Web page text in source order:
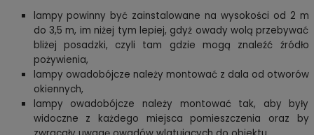
lampy powinny być zainstalowane na wysokości od 2 m
do 3,5 m, im niżej tym lepiej, gdyż owady wolą przebywać
bliżej posadzki, czyli tam gdzie mogą znaleźć źródło
pożywienia,
lampy owadobójcze należy montować z dala od otworów
okiennych,
lampy owadobójcze należy montować tak, aby były
widoczne z każdego miejsca pomieszczenia oraz by